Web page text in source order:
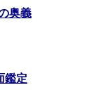
奥義
鑑定